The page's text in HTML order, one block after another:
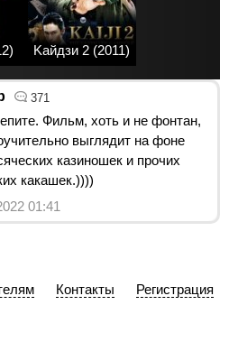
Kaйдзи 2 (2011)
371
Фильм, хоть и не фонтан,
выглядит на фоне
казиношек и прочих
какашек.))))
01:41
Контакты Регистрация